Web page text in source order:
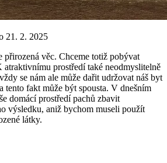
21. 2. 2025
přirozená věc. Chceme totiž pobývat
prostředí také neodmyslitelně
se nám ale může dařit udržovat náš byt
tento fakt může být spousta. V dnešním
domácí prostředí pachů zbavit
výsledku, aniž bychom museli použít
látky.